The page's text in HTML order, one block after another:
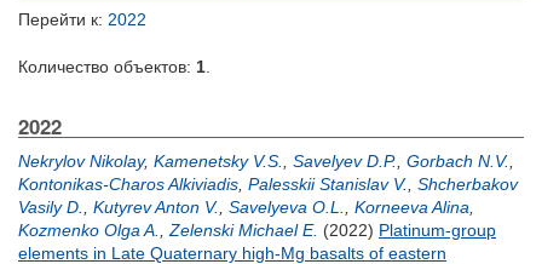
Перейти к: 2022
Количество объектов: 1
2022
Nekrylov Nikolay, Kamenetsky V.S. Savelyev D.P. Gorbach N.V.
Kontonikas-Charos Alkiviadis Palesskii Stanislav V. Shcherbakov
Vasily D.
Kutyrev Anton V. Savelyeva O.L. Korneeva Alina
Kozmenko Olga A.
Zelenski Michael E. (2022) Platinum-group
elements in Late Quaternary high-Mg basalts of eastern